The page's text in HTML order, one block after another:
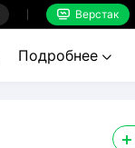
 Верстак
Подробнее 